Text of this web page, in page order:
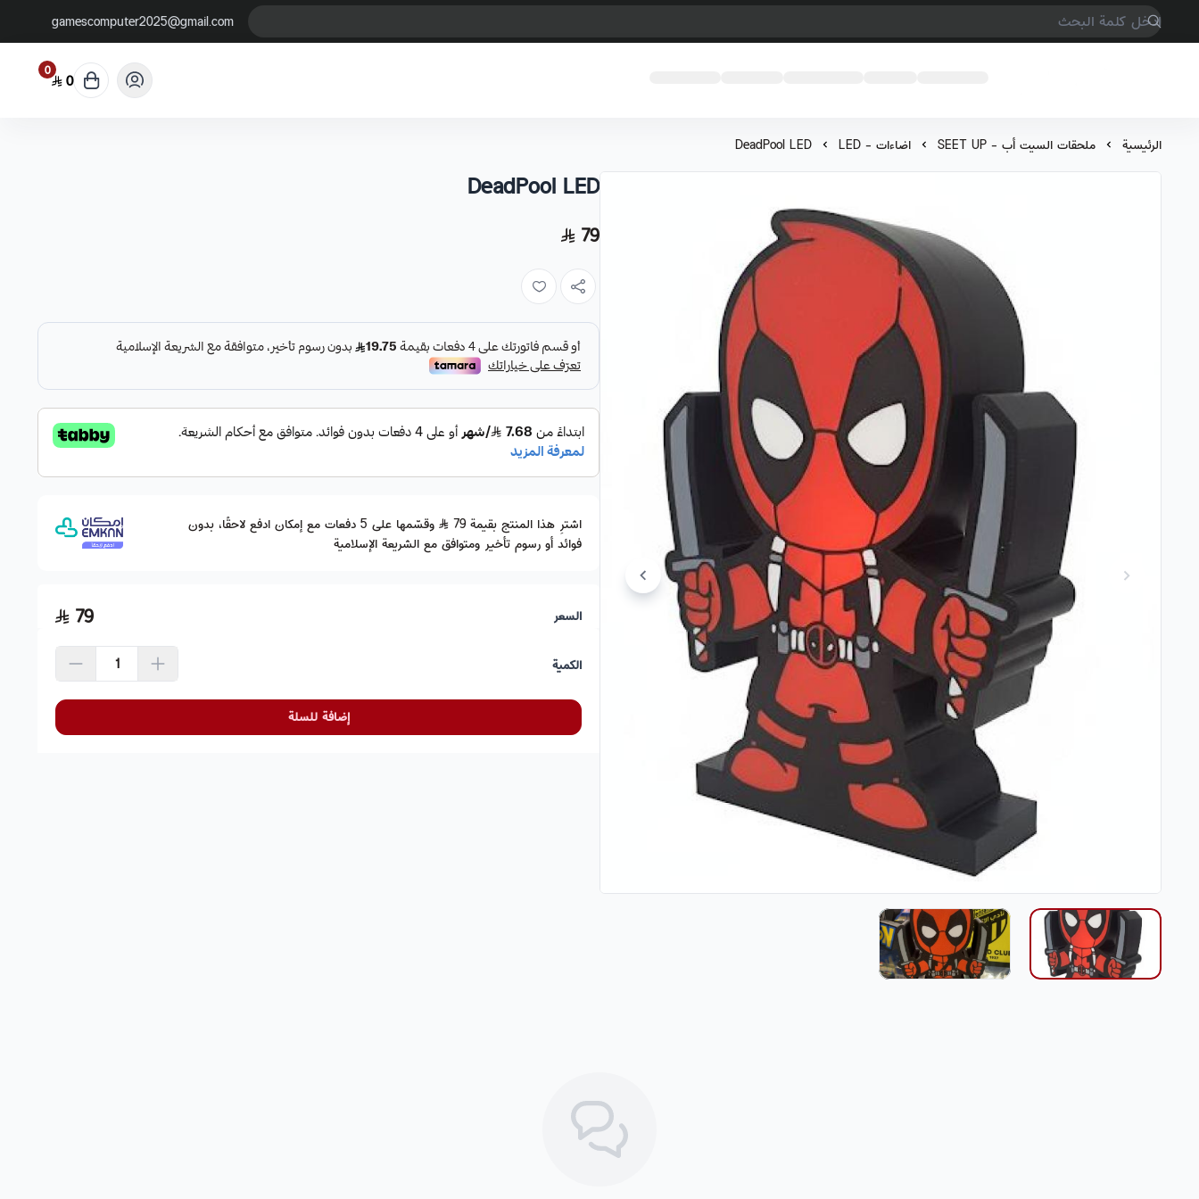
gamescomputer2025@gmail.com
0 0
الرئيسية ملحقات السيت أب - SEET UP اضاءات - LED DeadPool LED
DeadPool LED
79
اشترِ هذا المنتج بقيمة 79
وقسّمها على 5 دفعات مع إمكان ادفع لاحقًا، بدون
فوائد أو رسوم تأخير ومتوافق مع الشريعة الإسلامية
السعر 79
الكمية
إضافة للسلة